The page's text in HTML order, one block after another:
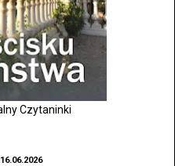
Czytaninki